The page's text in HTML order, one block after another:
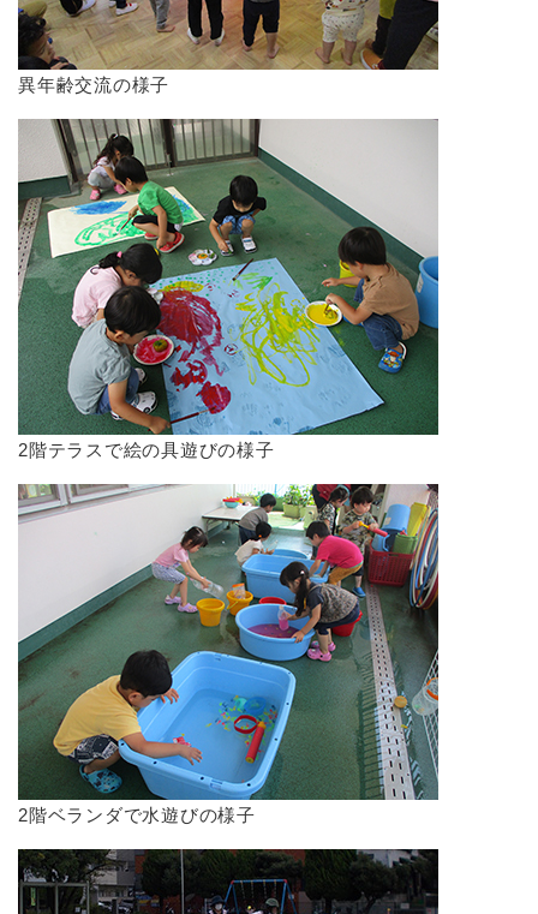
異年齢交流の様子
2階テラスで絵の具遊びの様子
2階ベランダで水遊びの様子